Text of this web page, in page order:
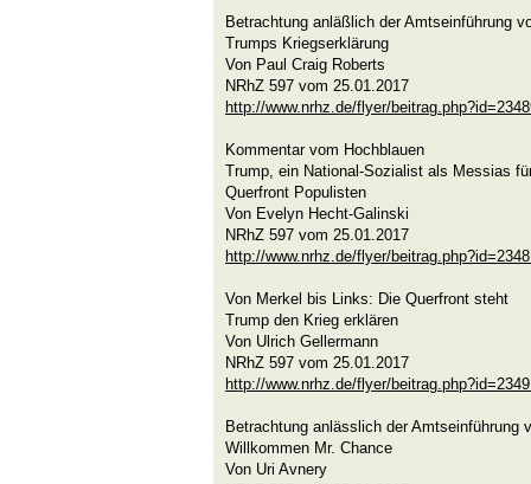
Betrachtung anläßlich der Amtseinführung
Trumps Kriegserklärung
Von Paul Craig Roberts
NRhZ 597 vom 25.01.2017
http://www.nrhz.de/flyer/
Kommentar vom Hochblauen
Trump, ein National-Sozialist als Messias
Querfront Populisten
Von Evelyn Hecht-Galinski
NRhZ 597 vom 25.01.2017
http://www.nrhz.de/flyer/
Von Merkel bis Links: Die Querfront steht
Trump den Krieg erklären
Von Ulrich Gellermann
NRhZ 597 vom 25.01.2017
http://www.nrhz.de/flyer/
Betrachtung anlässlich der Amtseinführung
Willkommen Mr. Chance
Von Uri Avnery